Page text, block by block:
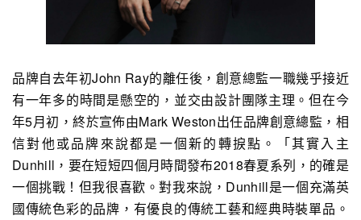
品牌自去年初John Ray的離任後，創意總監一職幾乎接近
有一年多的時間是懸空的，並交由設計團隊主理。但在今
年5月初，終於宣佈由Mark Weston出任品牌創意總監，相
信對他或品牌來說都是一個新的轉捩點。「其實入主
Dunhill，要在短短四個月時間發布2018春夏系列，的確是
一個挑戰！但我很喜歡。對我來說，Dunhill是一個充滿英
國傳統色彩的品牌，有優良的傳統工藝和經典時裝單品。